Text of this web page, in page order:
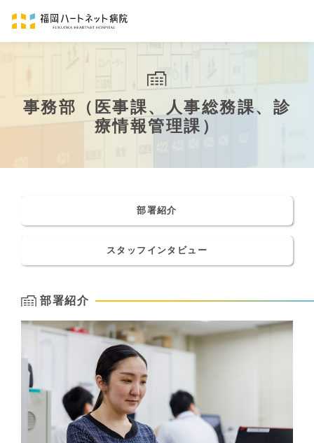
事務部（医事課、人事総務課、診
療情報管理課）
部署紹介
スタッフインタビュー
部署紹介